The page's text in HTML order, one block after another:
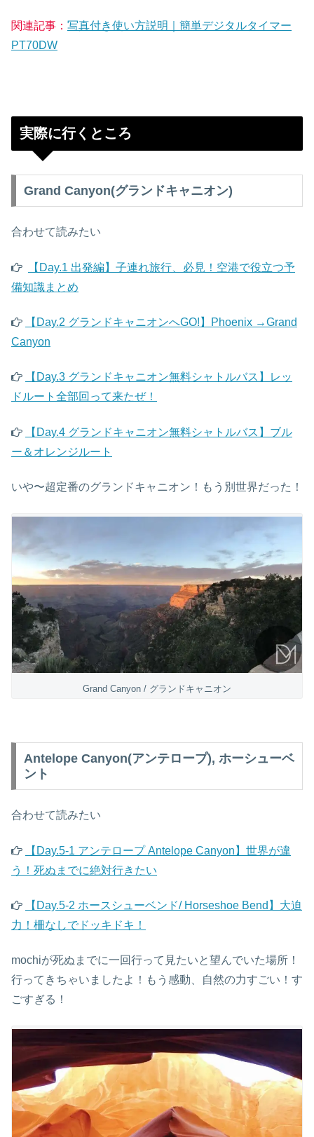
関連記事： 写真付き使い方説明｜簡単デジタルタイマー
PT70DW
実際に行くところ
Grand Canyon(グランドキャニオン)
合わせて読みたい
【Day.1 出発編】子連れ旅行、必見！空港で役立つ予
備知識まとめ
【Day.2 グランドキャニオンへGO!】Phoenix →Grand
Canyon
【Day.3 グランドキャニオン無料シャトルバス】レッ
ドルート全部回って来たぜ！
【Day.4 グランドキャニオン無料シャトルバス】ブル
ー＆オレンジルート
いや〜超定番のグランドキャニオン！もう別世界だった！
Grand Canyon / グランドキャニオン
Antelope Canyon(アンテロープ), ホーシューベ
ント
合わせて読みたい
【 Day.5-1 アンテロープ Antelope Canyon】世界が違
う！死ぬまでに絶対行きたい
【Day.5-2 ホースシューベンド/ Horseshoe Bend】大迫
力！柵なしでドッキドキ！
mochiが死ぬまでに一回行って見たいと望んでいた場所！
行ってきちゃいましたよ！もう感動、自然の力すごい！す
ごすぎる！